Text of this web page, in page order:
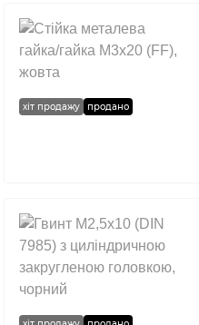
хіт продажу продано